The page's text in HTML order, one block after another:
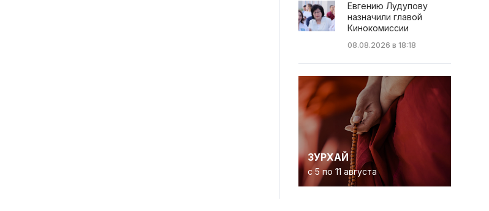
Евгению Лудупову
назначили главой
Кинокомиссии
08.08.2026 в 18:18
ЗУРХАЙ
с 5 по 11 августа